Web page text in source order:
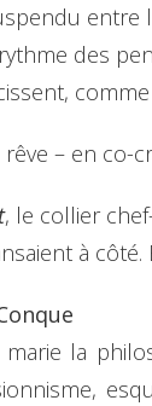
entre
des
– en
, le collier
à
la